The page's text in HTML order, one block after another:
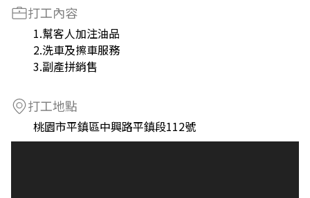
打工內容
1.幫客人加注油品
2.洗車及擦車服務
3.副產拼銷售
打工地點
桃園市平鎮區中興路平鎮段112號